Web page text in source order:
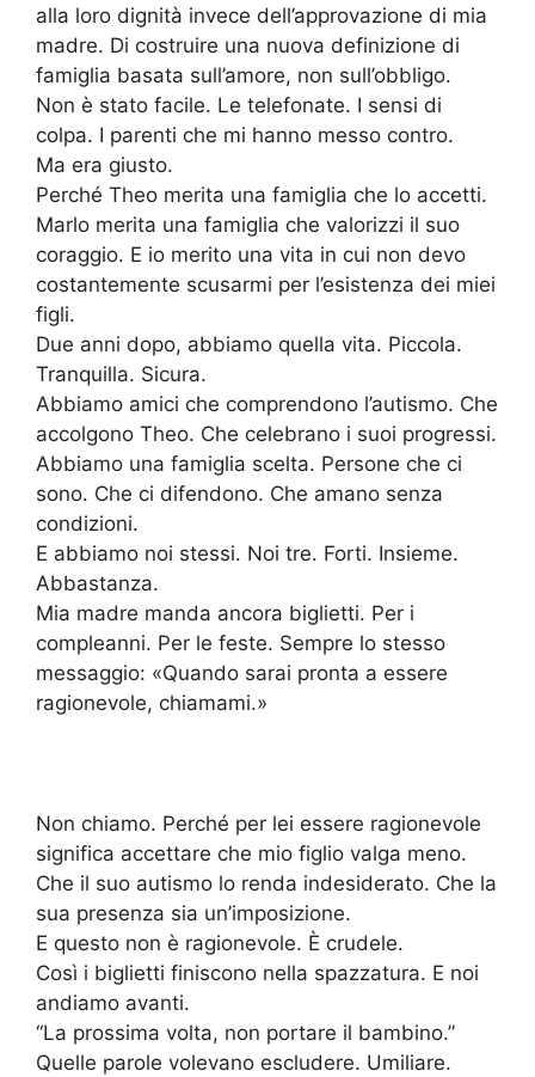
alla loro dignità invece dell’approvazione di mia
madre. Di costruire una nuova definizione di
famiglia basata sull’amore, non sull’obbligo.
Non è stato facile. Le telefonate. I sensi di
colpa. I parenti che mi hanno messo contro.
Ma era giusto.
Perché Theo merita una famiglia che lo accetti.
Marlo merita una famiglia che valorizzi il suo
coraggio. E io merito una vita in cui non devo
costantemente scusarmi per l’esistenza dei miei
figli.
Due anni dopo, abbiamo quella vita. Piccola.
Tranquilla. Sicura.
Abbiamo amici che comprendono l’autismo. Che
accolgono Theo. Che celebrano i suoi progressi.
Abbiamo una famiglia scelta. Persone che ci
sono. Che ci difendono. Che amano senza
condizioni.
E abbiamo noi stessi. Noi tre. Forti. Insieme.
Abbastanza.
Mia madre manda ancora biglietti. Per i
compleanni. Per le feste. Sempre lo stesso
messaggio: «Quando sarai pronta a essere
ragionevole, chiamami.»
Non chiamo. Perché per lei essere ragionevole
significa accettare che mio figlio valga meno.
Che il suo autismo lo renda indesiderato. Che la
sua presenza sia un’imposizione.
E questo non è ragionevole. È crudele.
Così i biglietti finiscono nella spazzatura. E noi
andiamo avanti.
“La prossima volta, non portare il bambino.”
Quelle parole volevano escludere. Umiliare.